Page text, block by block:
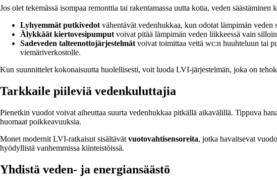
Jos olet tekemässä isompaa remonttia tai rakentamassa uutta kotia, veden
Lyhyemmät putkivedotvähentävät vedenhukkaa, kun odotat lämpimän
Älykkäät kiertovesipumputvoivat pitää lämpimän veden liikkeessä vain
Sadeveden talteenottojärjestelmätvoivat toimittaa vettä wc:n huuhteluun tai
viemäriverkostolle.
Kun suunnittelet kokonaisuutta huolellisesti, voit luoda LVI-järjestelmän, joka on
Tarkkaile piileviä vedenkuluttajia
Pienetkin vuodot voivat aiheuttaa suurta vedenhukkaa pitkällä aikavälillä. Tippuva
huomaat poikkeavuuksia.
Monet modernit LVI-ratkaisut sisältävät vuotovahtisensoreita, jotka havaitsevat
hyödyllistä vanhemmissa kiinteistöissä.
Yhdistä veden- ja energiansäästö